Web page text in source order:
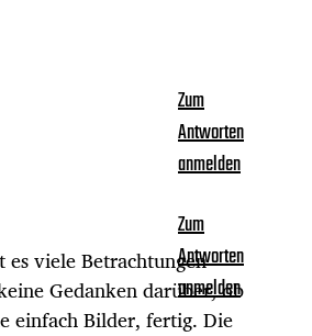
Zum
Antworten
anmelden
es viele Betrachtungen
Gedanken darüber, ob
einfach Bilder, fertig. Die
Zum
Antworten
anmelden